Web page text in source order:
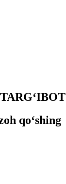
qo‘shing